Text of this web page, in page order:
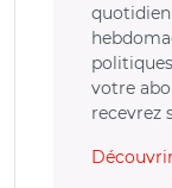
votre
recevrez